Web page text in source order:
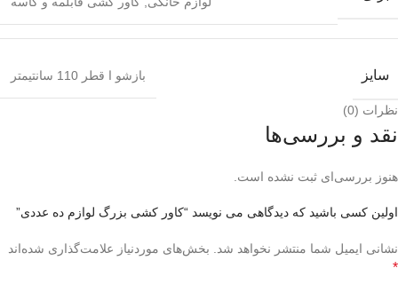
سایز بازشو ا قطر 110 سانتیمتر
نظرات (0)
نقد و بررسی‌ها
هنوز بررسی‌ای ثبت نشده است.
اولین کسی باشید که دیدگاهی می نویسد “کاور کشی بزرگ لوازم ده عددی”
نشانی ایمیل شما منتشر نخواهد شد. بخش‌های موردنیاز علامت‌گذاری شده‌اند
*